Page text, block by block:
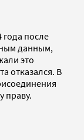
года после
данным,
это
отказался. В
праву.